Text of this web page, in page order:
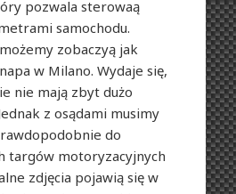
pozwala sterowaą
samochodu.
zobaczyą jak
w Milano. Wydaje się,
nie mają zbyt dużo
z osądami musimy
do
targów motoryzacyjnych
zdjęcia pojawią się w